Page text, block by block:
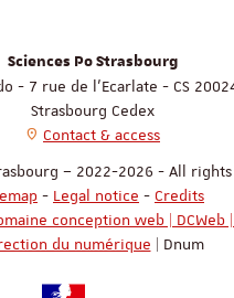
Sciences Po Strasbourg
- 7 rue de l'Ecarlate - CS
Strasbourg Cedex
Contact & access
– 2022-2026 - All
- Legal notice - Credits
conception web | DCWeb |
du numérique | Dnum